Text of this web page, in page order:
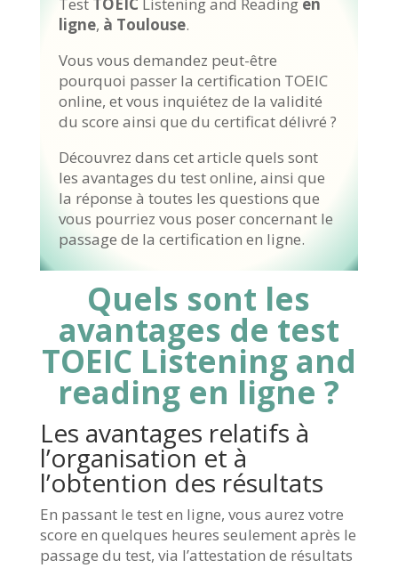
ligne, à Toulouse.
Vous vous demandez peut-être
pourquoi passer la certification TOEIC
online, et vous inquiétez de la validité
du score ainsi que du certificat délivré ?
Découvrez dans cet article quels sont
les avantages du test online, ainsi que
la réponse à toutes les questions que
vous pourriez vous poser concernant le
passage de la certification en ligne.
Quels sont les
avantages de test
TOEIC Listening and
reading en ligne ?
Les avantages relatifs à
l’organisation et à
l’obtention des résultats
En passant le test en ligne, vous aurez votre
score en quelques heures seulement après le
passage du test, via l’attestation de résultats